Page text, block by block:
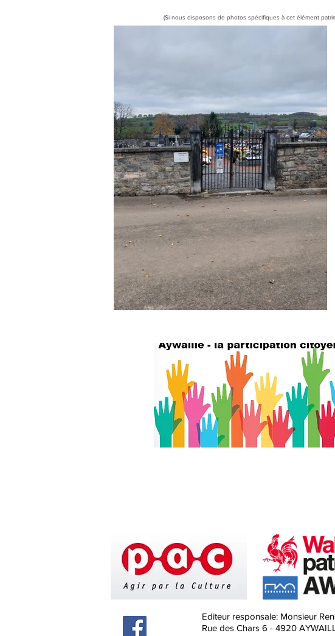
(Si nous disposons de photos spécifiques à cet élément
Editeur responsale: Monsieur
Rue des Chars 6 - 4920